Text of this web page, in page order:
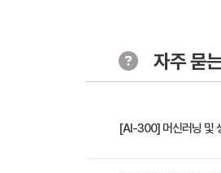
자주 묻
[AI-300] 머신러닝 및